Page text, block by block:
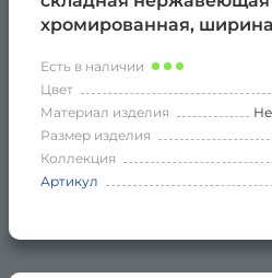
хромированная,
Есть в наличии
Цвет
Материал изделия
Размер изделия
Коллекция
Артикул